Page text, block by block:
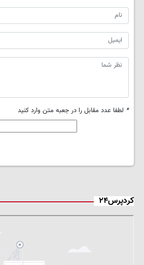
* لطفا عدد مقابل را در جعبه متن وارد کنید
کردپرس۲۴